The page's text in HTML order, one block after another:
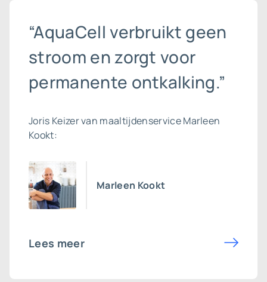
“AquaCell verbruikt geen
stroom en zorgt voor
permanente ontkalking.”
Joris Keizer van maaltijdenservice Marleen
Kookt:
Marleen Kookt
Lees meer